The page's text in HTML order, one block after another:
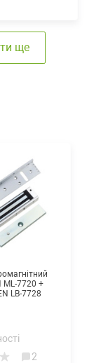
ще
ML-7720 +
LB-7728
2